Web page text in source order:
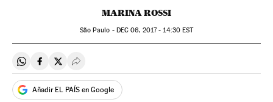
MARINA ROSSI
São Paulo - DEC 06, 2017 - 14:30EST
Compartir en Whatsapp
Compartir en Facebook
Compartir en Twitter
Desplegar Redes Sociales
Añadir EL PAÍS en Google